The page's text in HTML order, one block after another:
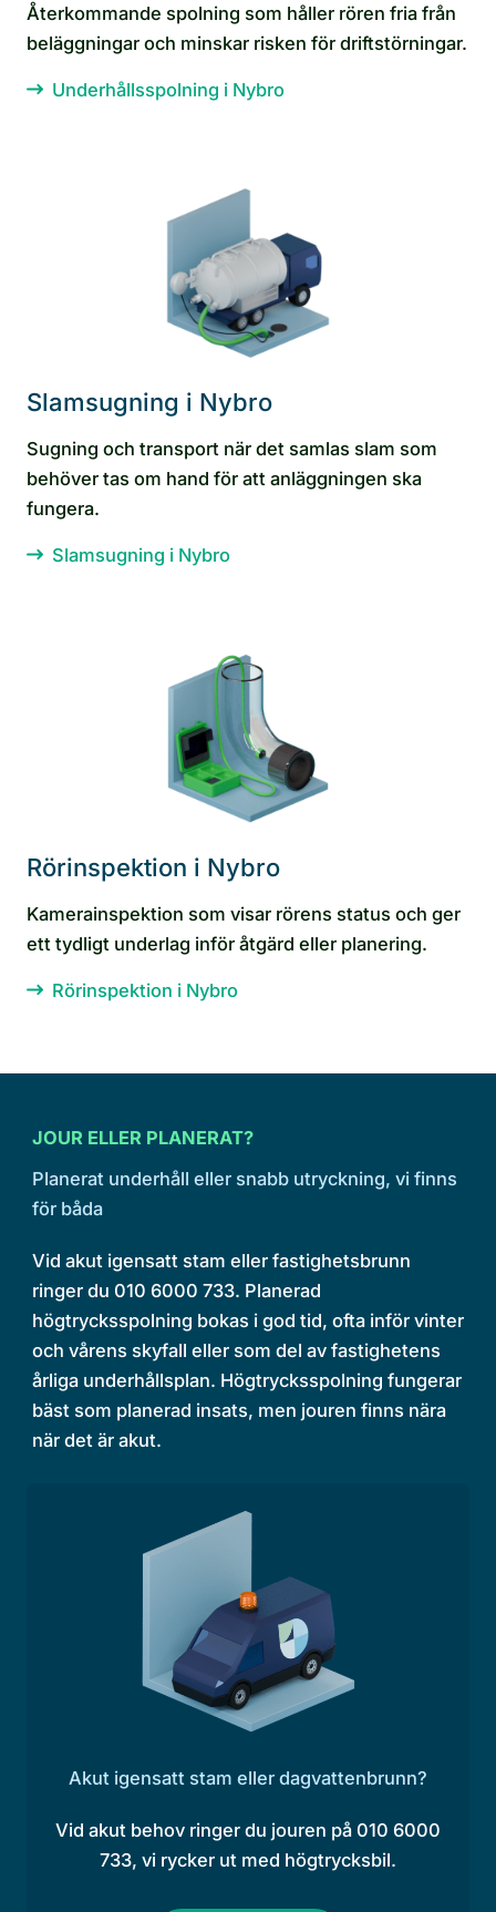
Återkommande spolning som håller rören fria från
beläggningar och minskar risken för driftstörningar.
Underhållsspolning i Nybro
Slamsugning i Nybro
Sugning och transport när det samlas slam som
behöver tas om hand för att anläggningen ska
fungera.
Slamsugning i Nybro
Rörinspektion i Nybro
Kamerainspektion som visar rörens status och ger
ett tydligt underlag inför åtgärd eller planering.
Rörinspektion i Nybro
JOUR ELLER PLANERAT?
Planerat underhåll eller snabb utryckning, vi finns
för båda
Vid akut igensatt stam eller fastighetsbrunn
ringer du 010 6000 733. Planerad
högtrycksspolning bokas i god tid, ofta inför vinter
och vårens skyfall eller som del av fastighetens
årliga underhållsplan. Högtrycksspolning fungerar
bäst som planerad insats, men jouren finns nära
när det är akut.
Akut igensatt stam eller dagvattenbrunn?
Vid akut behov ringer du jouren på 010 6000
733, vi rycker ut med högtrycksbil.